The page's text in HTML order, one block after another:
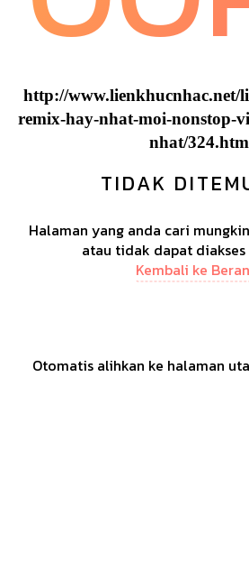
http://www.lienkhucnhac.net/
remix-hay-nhat-moi-nonstop-
nhat/
TIDAK
Halaman yang anda cari
atau tidak dapat diakses
Kembali ke
Otomatis alihkan ke halaman